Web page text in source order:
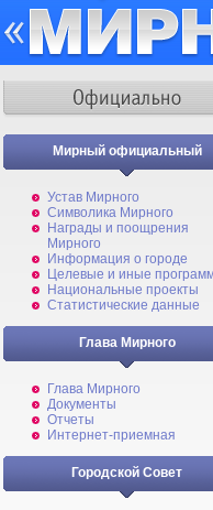
Мирный официальный
Устав Мирного
Символика Мирного
Награды и поощрения
Мирного
Информация о городе
Целевые и иные
Национальные проекты
Статистические данные
Глава Мирного
Глава Мирного
Документы
Отчеты
Интернет-приемная
Городской Совет